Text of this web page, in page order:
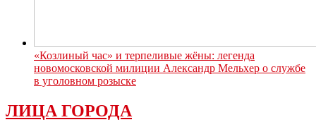
«Козлиный час» и терпеливые жёны: легенда
новомосковской милиции Александр Мельхер о службе
в уголовном розыске
ЛИЦА ГОРОДА